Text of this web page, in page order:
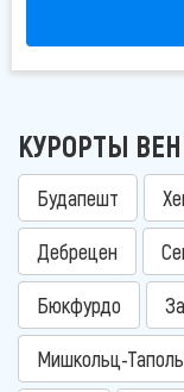
КУРОРТЫ
Будапешт
Дебрецен
Бюкфурдо
Мишкольц-